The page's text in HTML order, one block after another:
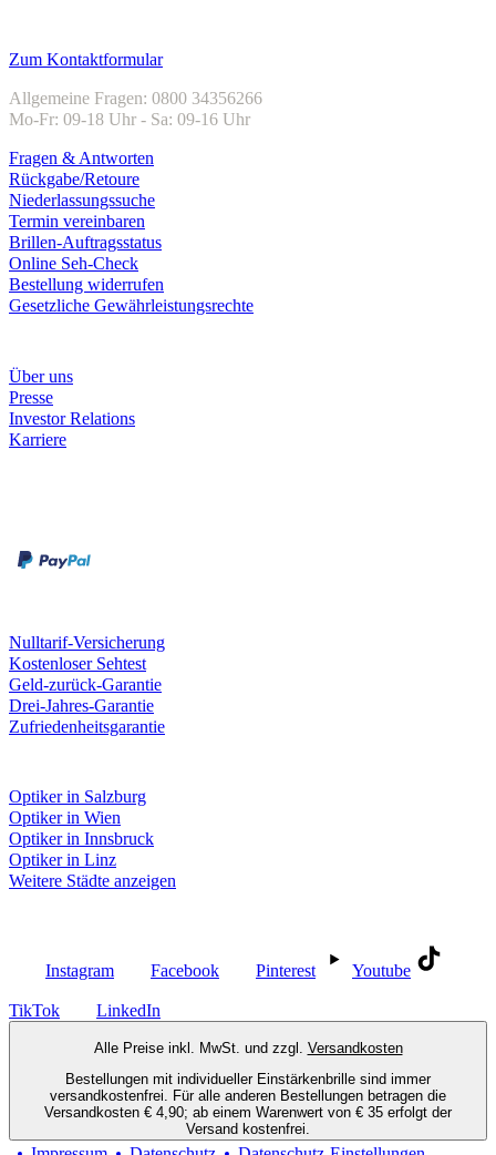
Zum Kontaktformular
Allgemeine Fragen: 0800 34356266
Mo-Fr: 09-18 Uhr - Sa: 09-16 Uhr
Fragen & Antworten
Rückgabe/Retoure
Niederlassungssuche
Termin vereinbaren
Brillen-Auftragsstatus
Online Seh-Check
Bestellung widerrufen
Gesetzliche Gewährleistungsrechte
Über uns
Presse
Investor Relations
Karriere
Nulltarif-Versicherung
Kostenloser Sehtest
Geld-zurück-Garantie
Drei-Jahres-Garantie
Zufriedenheitsgarantie
Optiker in Salzburg
Optiker in Wien
Optiker in Innsbruck
Optiker in Linz
Weitere Städte anzeigen
Instagram Facebook Pinterest Youtube
TikTok LinkedIn
Alle Preise inkl. MwSt. und zzgl. Versandkosten
Bestellungen mit individueller Einstärkenbrille sind immer
versandkostenfrei. Für alle anderen Bestellungen betragen die
Versandkosten € 4,90; ab einem Warenwert von € 35 erfolgt der
Versand kostenfrei.